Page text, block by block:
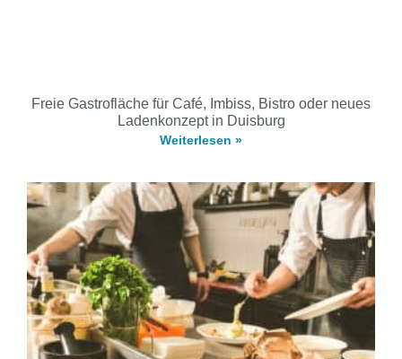
Freie Gastrofläche für Café, Imbiss, Bistro oder neues
Ladenkonzept in Duisburg
Weiterlesen »